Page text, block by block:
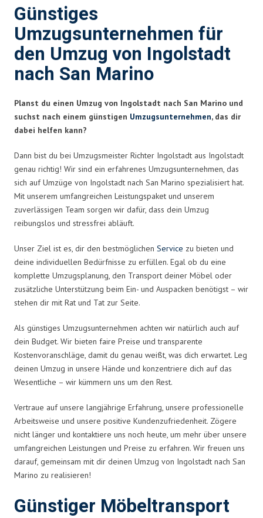
Günstiges
Umzugsunternehmen für
den Umzug von Ingolstadt
nach San Marino
Planst du einen Umzug von Ingolstadt nach San Marino und
suchst nach einem günstigen Umzugsunternehmen, das dir
dabei helfen kann?
Dann bist du bei Umzugsmeister Richter Ingolstadt aus Ingolstadt
genau richtig! Wir sind ein erfahrenes Umzugsunternehmen, das
sich auf Umzüge von Ingolstadt nach San Marino spezialisiert hat.
Mit unserem umfangreichen Leistungspaket und unserem
zuverlässigen Team sorgen wir dafür, dass dein Umzug
reibungslos und stressfrei abläuft.
Unser Ziel ist es, dir den bestmöglichen Service zu bieten und
deine individuellen Bedürfnisse zu erfüllen. Egal ob du eine
komplette Umzugsplanung, den Transport deiner Möbel oder
zusätzliche Unterstützung beim Ein- und Auspacken benötigst – wir
stehen dir mit Rat und Tat zur Seite.
Als günstiges Umzugsunternehmen achten wir natürlich auch auf
dein Budget. Wir bieten faire Preise und transparente
Kostenvoranschläge, damit du genau weißt, was dich erwartet. Leg
deinen Umzug in unsere Hände und konzentriere dich auf das
Wesentliche – wir kümmern uns um den Rest.
Vertraue auf unsere langjährige Erfahrung, unsere professionelle
Arbeitsweise und unsere positive Kundenzufriedenheit. Zögere
nicht länger und kontaktiere uns noch heute, um mehr über unsere
umfangreichen Leistungen und Preise zu erfahren. Wir freuen uns
darauf, gemeinsam mit dir deinen Umzug von Ingolstadt nach San
Marino zu realisieren!
Günstiger Möbeltransport